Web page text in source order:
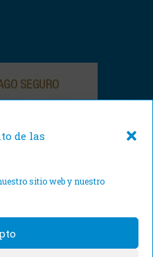
de las
sitio web y nuestro